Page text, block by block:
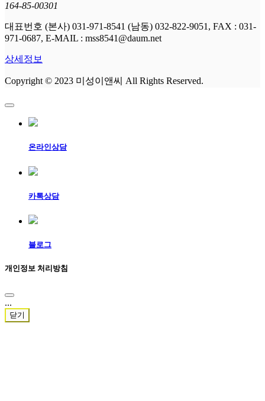
164-85-00301
대표번호 (본사) 031-971-8541 (남동) 032-822-9051, FAX : 031-
971-0687, E-MAIL : mss8541@daum.net
상세정보
Copyright © 2023 미성이앤씨 All Rights Reserved.
온라인상담
카톡상담
블로그
개인정보 처리방침
...
닫기